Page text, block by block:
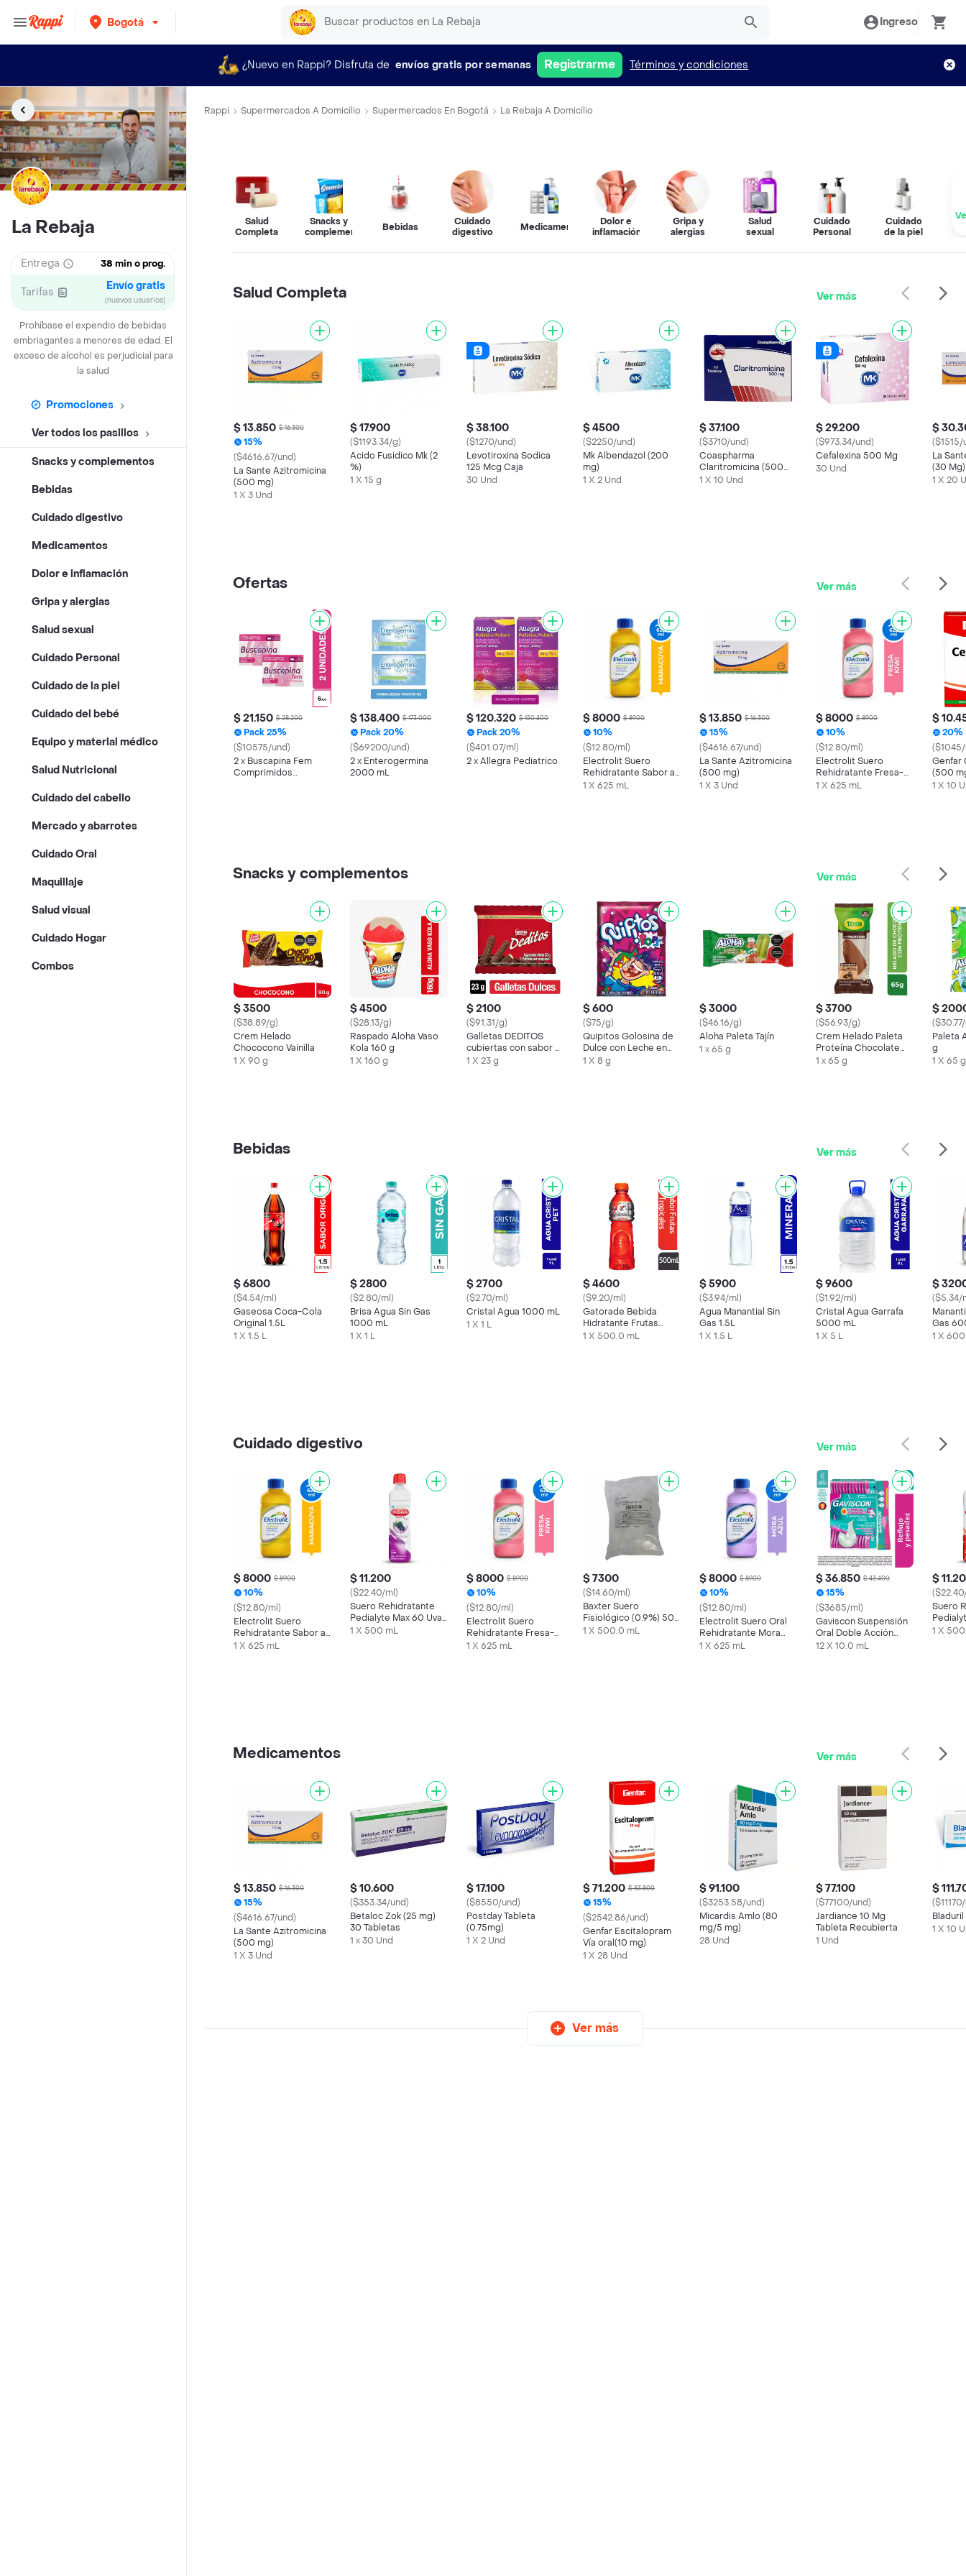
Bogotá Ingreso
¿Nuevo en Rappi? Disfruta de envíos gratis por semanas Registrarme Términos y condiciones
La Rebaja
Entrega 38 min o prog.
Tarifas Envío gratis
(nuevos usuarios)
Prohíbase el expendio de bebidas
embriagantes a menores de edad. El
exceso de alcohol es perjudicial para
la salud
Promociones
Ver todos los pasillos
Snacks y complementos
Bebidas
Cuidado digestivo
Medicamentos
Dolor e inflamación
Gripa y alergias
Salud sexual
Cuidado Personal
Cuidado de la piel
Cuidado del bebé
Equipo y material médico
Salud Nutricional
Cuidado del cabello
Mercado y abarrotes
Cuidado Oral
Maquillaje
Salud visual
Cuidado Hogar
Combos
Rappi Supermercados A Domicilio Supermercados En Bogotá La Rebaja A Domicilio
Salud
Completa
Snacks y
complementos
Bebidas
Cuidado
digestivo
Medicamentos
Dolor e
inflamación
Gripa y
alergias
Salud
sexual
Cuidado
Personal
Cuidado
de la piel
Salud Completa Ver más
$ 13.850 $ 16.300
15%
($4616.67/und)
La Sante Azitromicina
(500 mg)
1 X 3 Und
$ 17.900
($1193.34/g)
Acido Fusidico Mk (2
%)
1 X 15 g
$ 38.100
($1270/und)
Levotiroxina Sodica
125 Mcg Caja
30 Und
$ 4500
($2250/und)
Mk Albendazol (200
mg)
1 X 2 Und
$ 37.100
($3710/und)
Coaspharma
Claritromicina (500
mg)
1 X 10 Und
$ 29.200
($973.34/und)
Cefalexina 500 Mg
30 Und
$
($1515/
La
(30 Mg)
1 X 20
Ofertas Ver más
$ 21.150 $ 28.200
Pack 25%
($10575/und)
2 x Buscapina Fem
Comprimidos
$ 138.400 $ 173.000
Pack 20%
($69200/und)
2 x Enterogermina
2000 mL
$ 120.320 $ 150.400
Pack 20%
($401.07/ml)
2 x Allegra Pediatrico
$ 8000 $ 8900
10%
($12.80/ml)
Electrolit Suero
Rehidratante Sabor a
Maracuyá
1 X 625 mL
$ 13.850 $ 16.300
15%
($4616.67/und)
La Sante Azitromicina
(500 mg)
1 X 3 Und
$ 8000 $ 8900
10%
($12.80/ml)
Electrolit Suero
Rehidratante Fresa-
Kiwi
1 X 625 mL
$
20%
Genfar
(500
1 X 10
Snacks y complementos Ver más
$ 3500
($38.89/g)
Crem Helado
Chococono Vainilla
1 X 90 g
$ 4500
($28.13/g)
Raspado Aloha Vaso
Kola 160 g
1 X 160 g
$ 2100
($91.31/g)
Galletas DEDITOS
cubiertas con sabor a
chocolate x 23g
1 X 23 g
$ 600
($75/g)
Quipitos Golosina de
Dulce con Leche en
Polvo Pops
1 X 8 g
$ 3000
($46.16/g)
Aloha Paleta Tajín
1 x 65 g
$ 3700
($56.93/g)
Crem Helado Paleta
Proteína Chocolate
Tosh
1 x 65 g
$
Paleta
g
1 X 65 g
Bebidas Ver más
$ 6800
($4.54/ml)
Gaseosa Coca-Cola
Original 1.5L
1 X 1.5 L
$ 2800
($2.80/ml)
Brisa Agua Sin Gas
1000 mL
1 X 1 L
$ 2700
($2.70/ml)
Cristal Agua 1000 mL
1 X 1 L
$ 4600
($9.20/ml)
Gatorade Bebida
Hidratante Frutas
Tropicales 500 mL
1 X 500.0 mL
$ 5900
($3.94/ml)
Agua Manantial Sin
Gas 1.5L
1 X 1.5 L
$ 9600
($1.92/ml)
Cristal Agua Garrafa
5000 mL
1 X 5 L
$
($5.34/
Gas
1 X
Cuidado digestivo Ver más
$ 8000 $ 8900
10%
($12.80/ml)
Electrolit Suero
Rehidratante Sabor a
Maracuyá
1 X 625 mL
$ 11.200
($22.40/ml)
Suero Rehidratante
Pedialyte Max 60 Uva
Frasco 500 mL
1 X 500 mL
$ 8000 $ 8900
10%
($12.80/ml)
Electrolit Suero
Rehidratante Fresa-
Kiwi
1 X 625 mL
$ 7300
($14.60/ml)
Baxter Suero
Fisiológico (0.9%) 500
mL
1 X 500.0 mL
$ 8000 $ 8900
10%
($12.80/ml)
Electrolit Suero Oral
Rehidratante Mora
Azul
1 X 625 mL
$ 36.850 $ 43.400
15%
($3685/ml)
Gaviscon Suspensión
Oral Doble Acción
Sachet
12 X 10.0 mL
$
Suero
1 X
Medicamentos Ver más
$ 13.850 $ 16.300
15%
($4616.67/und)
La Sante Azitromicina
(500 mg)
1 X 3 Und
$ 10.600
($353.34/und)
Betaloc Zok (25 mg)
30 Tabletas
1 x 30 Und
$ 17.100
($8550/und)
Postday Tableta
(0.75mg)
1 X 2 Und
$ 71.200 $ 83.800
15%
($2542.86/und)
Genfar Escitalopram
Vía oral(10 mg)
1 X 28 Und
$ 91.100
($3253.58/und)
Micardis Amlo (80
mg/5 mg)
28 Und
$ 77.100
($77100/und)
Jardiance 10 Mg
Tableta Recubierta
1 Und
$
1 X 10
Ver más